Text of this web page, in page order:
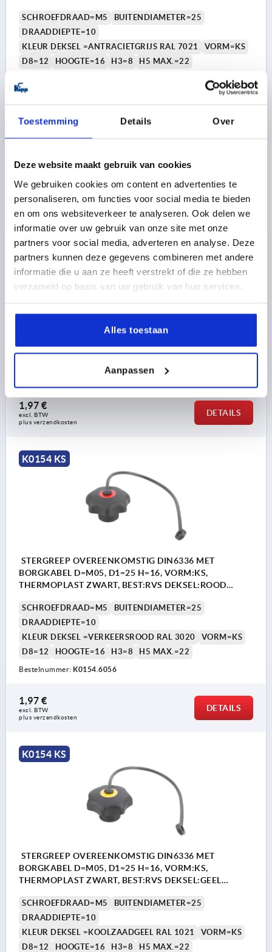
Toestemming Details Over
Deze website maakt gebruik van cookies
We gebruiken cookies om content en advertenties te
personaliseren, om functies voor social media te bieden
en om ons websiteverkeer te analyseren. Ook delen we
informatie over uw gebruik van onze site met onze
partners voor social media, adverteren en analyse. Deze
partners kunnen deze gegevens combineren met andere
informatie die u aan ze heeft verstrekt of die ze hebben
verzameld op basis van uw gebruik van hun services.
Alles toestaan
Aanpassen
SCHROEFDRAAD=M5
BUITENDIAMETER=25
DRAADDIEPTE=10
KLEUR DEKSEL =ANTRACIETGRIJS RAL 7021
VORM=KS
D8=12
HOOGTE=16 H3=8 H5 MAX.=22
excl. BTW
plus verzendkosten
DETAILS
K0154 KS
STERGREEP OVEREENKOMSTIG DIN6336 MET
BORGKABEL D=M05, D1=25 H=16, VORM:KS,
THERMOPLAST ZWART, BEST:RVS DEKSEL:GRIJS
SCHROEFDRAAD=M5
BUITENDIAMETER=25
D8=12
HOOGTE=16 H3=8 H5 MAX.=22
K0154.6055
1,97 €
excl. BTW
plus verzendkosten
DETAILS
K0154 KS
STERGREEP OVEREENKOMSTIG DIN6336 MET
BORGKABEL D=M05, D1=25 H=16, VORM:KS,
THERMOPLAST ZWART, BEST:RVS DEKSEL:ROOD
SCHROEFDRAAD=M5
BUITENDIAMETER=25
DRAADDIEPTE=10
KLEUR DEKSEL =VERKEERSROOD RAL 3020
VORM=KS
D8=12
HOOGTE=16 H3=8 H5 MAX.=22
Bestelnummer: K0154.6056
1,97 €
excl. BTW
plus verzendkosten
DETAILS
K0154 KS
STERGREEP OVEREENKOMSTIG DIN6336 MET
BORGKABEL D=M05, D1=25 H=16, VORM:KS,
THERMOPLAST ZWART, BEST:RVS DEKSEL:GEEL
SCHROEFDRAAD=M5
BUITENDIAMETER=25
DRAADDIEPTE=10
KLEUR DEKSEL =KOOLZAADGEEL RAL 1021
VORM=KS
D8=12
HOOGTE=16 H3=8 H5 MAX.=22